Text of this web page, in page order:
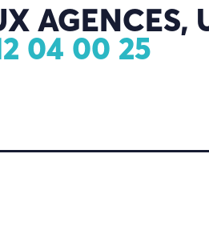
AGENCES,
04 00 25